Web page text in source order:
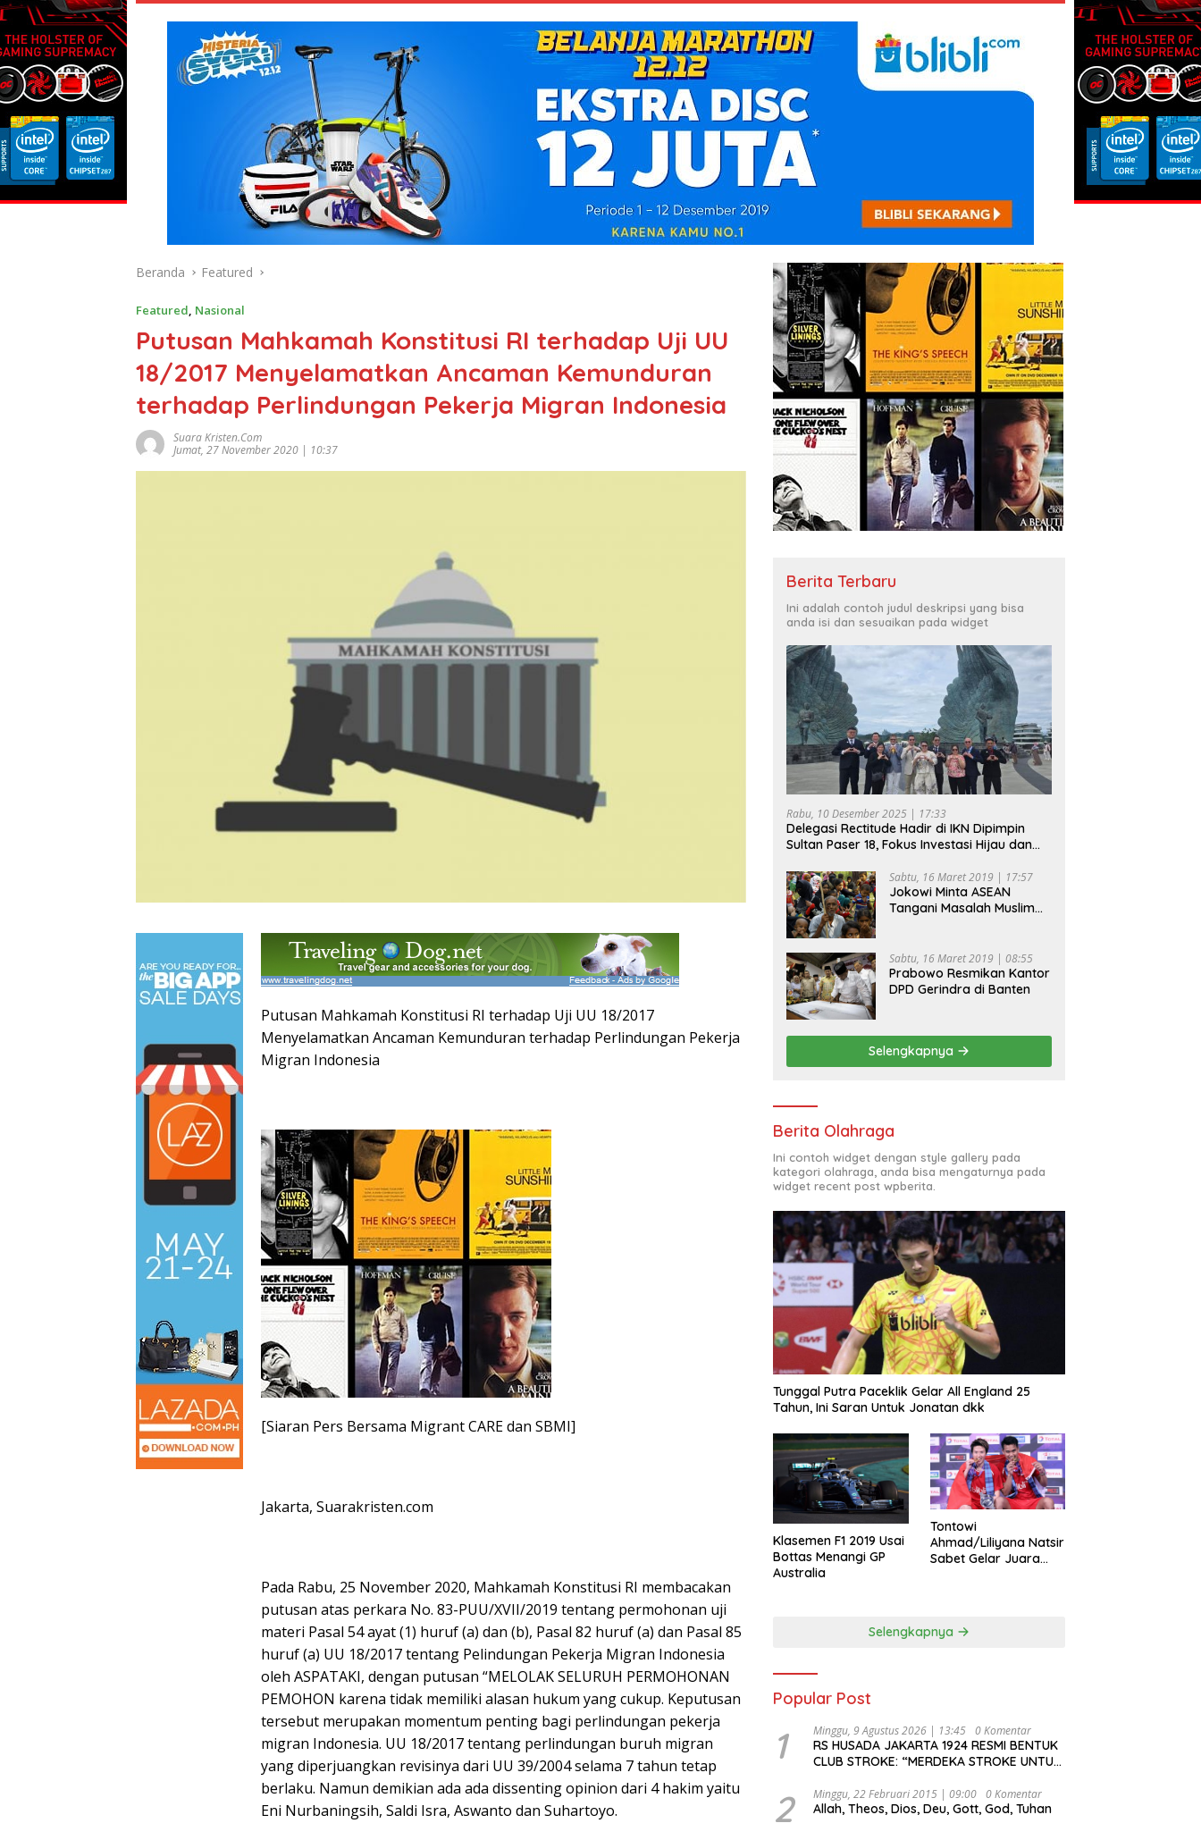
Beranda Featured
Featured, Nasional
Putusan Mahkamah Konstitusi RI terhadap Uji UU
18/2017 Menyelamatkan Ancaman Kemunduran
terhadap Perlindungan Pekerja Migran Indonesia
Suara Kristen.com
Jumat, 27 November 2020 | 10:37
Putusan Mahkamah Konstitusi RI terhadap Uji UU 18/2017
Menyelamatkan Ancaman Kemunduran terhadap Perlindungan Pekerja
Migran Indonesia
[Siaran Pers Bersama Migrant CARE dan SBMI]
Jakarta, Suarakristen.com
Pada Rabu, 25 November 2020, Mahkamah Konstitusi RI membacakan
putusan atas perkara No. 83-PUU/XVII/2019 tentang permohonan uji
materi Pasal 54 ayat (1) huruf (a) dan (b), Pasal 82 huruf (a) dan Pasal 85
huruf (a) UU 18/2017 tentang Pelindungan Pekerja Migran Indonesia
oleh ASPATAKI, dengan putusan “MELOLAK SELURUH PERMOHONAN
PEMOHON karena tidak memiliki alasan hukum yang cukup. Keputusan
tersebut merupakan momentum penting bagi perlindungan pekerja
migran Indonesia. UU 18/2017 tentang perlindungan buruh migran
yang diperjuangkan revisinya dari UU 39/2004 selama 7 tahun tetap
berlaku. Namun demikian ada ada dissenting opinion dari 4 hakim yaitu
Eni Nurbaningsih, Saldi Isra, Aswanto dan Suhartoyo.
Berita Terbaru
Ini adalah contoh judul deskripsi yang bisa
anda isi dan sesuaikan pada widget
Rabu, 10 Desember 2025 | 17:33
Delegasi Rectitude Hadir di IKN Dipimpin
Sultan Paser 18, Fokus Investasi Hijau dan
Sabtu, 16 Maret 2019 | 17:57
Jokowi Minta ASEAN
Tangani Masalah Muslim
Sabtu, 16 Maret 2019 | 08:55
Prabowo Resmikan Kantor
DPD Gerindra di Banten
Selengkapnya
Berita Olahraga
Ini contoh widget dengan style gallery pada
kategori olahraga, anda bisa mengaturnya pada
widget recent post wpberita.
Tunggal Putra Paceklik Gelar All England 25
Tahun, Ini Saran Untuk Jonatan dkk
Klasemen F1 2019 Usai
Bottas Menangi GP
Australia
Tontowi
Ahmad/Liliyana Natsir
Sabet Gelar Juara
Selengkapnya
Popular Post
1 Minggu, 9 Agustus 2026 | 13:45 0 Komentar
RS HUSADA JAKARTA 1924 RESMI BENTUK
CLUB STROKE: “MERDEKA STROKE UNTUK
2 Minggu, 22 Februari 2015 | 09:00 0 Komentar
Allah, Theos, Dios, Deu, Gott, God, Tuhan